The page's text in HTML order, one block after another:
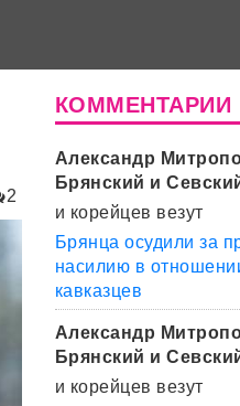
2
КОММЕНТАРИИ
Александр
Брянский и
и корейцев везут
Брянца осудили за
насилию в
кавказцев
Александр
Брянский и
и корейцев везут